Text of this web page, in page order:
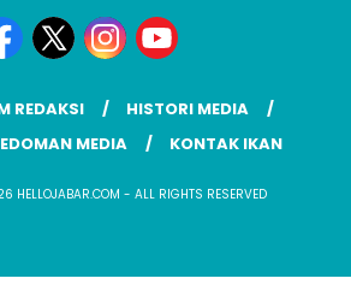
REDAKSI
HISTORI MEDIA
MEDIA KONTAK IKAN
HELLOJABAR.COM - ALL RIGHTS RESERVED